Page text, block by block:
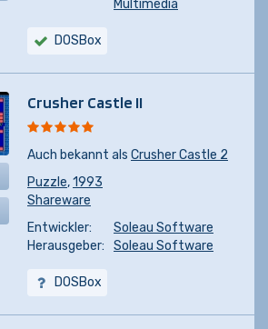
Multimedia
DOSBox
Crusher Castle II
Auch bekannt als Crusher Castle 2
Puzzle,1993
Shareware
Entwickler:
Soleau Software
Herausgeber:
Soleau Software
DOSBox